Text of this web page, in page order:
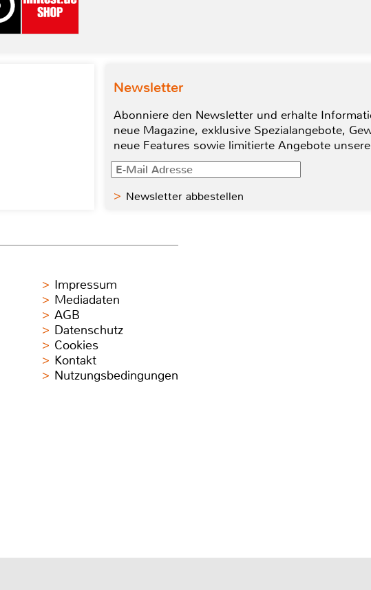
Newsletter
Abonniere den Newsletter und erhalte
neue Magazine, exklusive Spezialangebote,
neue Features sowie limitierte Angebote
Newsletter abbestellen
Impressum
Mediadaten
AGB
Datenschutz
Cookies
Kontakt
Nutzungsbedingungen